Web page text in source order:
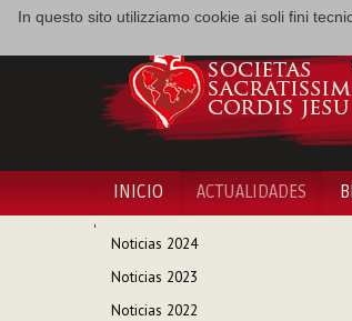
In questo sito utilizziamo cookie ai soli fini
INICIO ACTUALIDADES
NAVEGACIÓN
Noticias 2024
Noticias 2023
Noticias 2022